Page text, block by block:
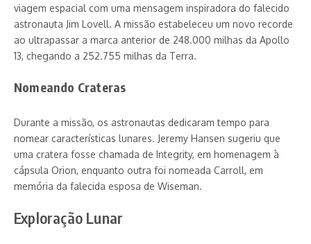
viagem espacial com uma mensagem inspiradora do falecido
astronauta Jim Lovell. A missão estabeleceu um novo recorde
ao ultrapassar a marca anterior de 248.000 milhas da Apollo
13, chegando a 252.755 milhas da Terra.
Nomeando Crateras
Durante a missão, os astronautas dedicaram tempo para
nomear características lunares. Jeremy Hansen sugeriu que
uma cratera fosse chamada de Integrity, em homenagem à
cápsula Orion, enquanto outra foi nomeada Carroll, em
memória da falecida esposa de Wiseman.
Exploração Lunar